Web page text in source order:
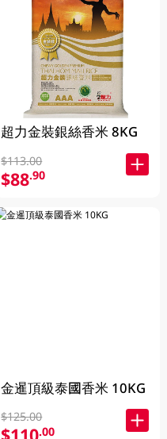
超力金裝銀絲香米 8KG
$113.00
$88.90
金暹頂級泰國香米 10KG
$125.00
.00